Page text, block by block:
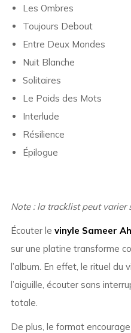
Les Ombres
Toujours Debout
Entre Deux Mondes
Nuit Blanche
Solitaires
Le Poids des Mots
Interlude
Résilience
Épilogue
Note : la tracklist peut varier
Écouter le vinyle Sameer
sur une platine transforme
l’album. En effet, le rituel du
l’aiguille, écouter sans
totale.
De plus, le format